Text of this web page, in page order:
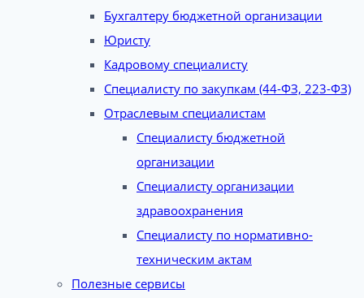
Бухгалтеру бюджетной организации
Юристу
Кадровому специалисту
Специалисту по закупкам (44-ФЗ, 223-ФЗ)
Отраслевым специалистам
Специалисту бюджетной
организации
Специалисту организации
здравоохранения
Специалисту по нормативно-
техническим актам
Полезные сервисы